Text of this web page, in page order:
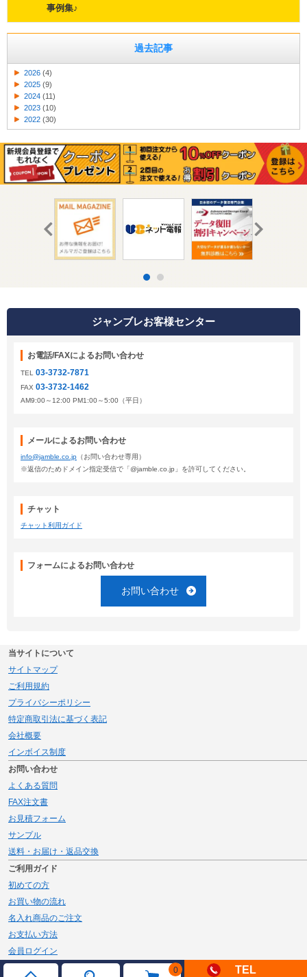
0 TEL
事例集♪
過去記事
2026 (4)
2025 (9)
2024 (11)
2023 (10)
2022 (30)
ジャンブレお客様センター
お電話/FAXによるお問い合わせ
TEL 03-3732-7871
FAX 03-3732-1462
AM9:00～12:00 PM1:00～5:00（平日）
メールによるお問い合わせ
info@jamble.co.jp （お問い合わせ専用）
※返信のためドメイン指定受信で「@jamble.co.jp」を許可してください。
チャット
チャット利用ガイド
フォームによるお問い合わせ
お問い合わせ
当サイトについて
サイトマップ
ご利用規約
プライバシーポリシー
特定商取引法に基づく表記
会社概要
インボイス制度
お問い合わせ
よくある質問
FAX注文書
お見積フォーム
サンプル
送料・お届け・返品交換
ご利用ガイド
初めての方
お買い物の流れ
名入れ商品のご注文
お支払い方法
会員ログイン
メルマガ登録